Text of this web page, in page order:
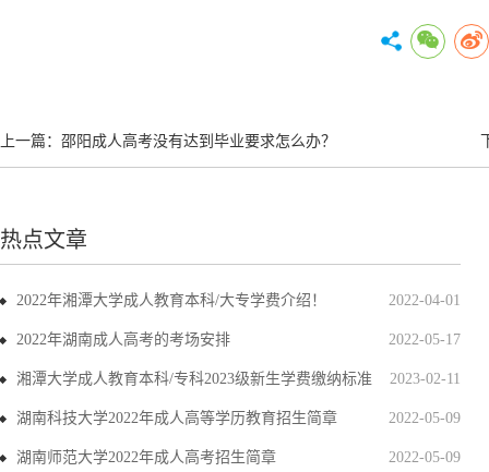
上一篇： 邵阳成人高考没有达到毕业要求怎么办？
热点文章
2022-04-01
2022年湘潭大学成人教育本科/大专学费介绍！
2022-05-17
2022年湖南成人高考的考场安排
2023-02-11
湘潭大学成人教育本科/专科2023级新生学费缴纳标准
2022-05-09
湖南科技大学2022年成人高等学历教育招生简章
2022-05-09
湖南师范大学2022年成人高考招生简章